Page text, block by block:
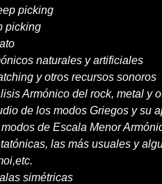
picking
picking
naturales y artificiales
y otros recursos sonoros
Armónico del rock, metal y
de los modos Griegos y su
de Escala Menor
las más usuales y
simétricas